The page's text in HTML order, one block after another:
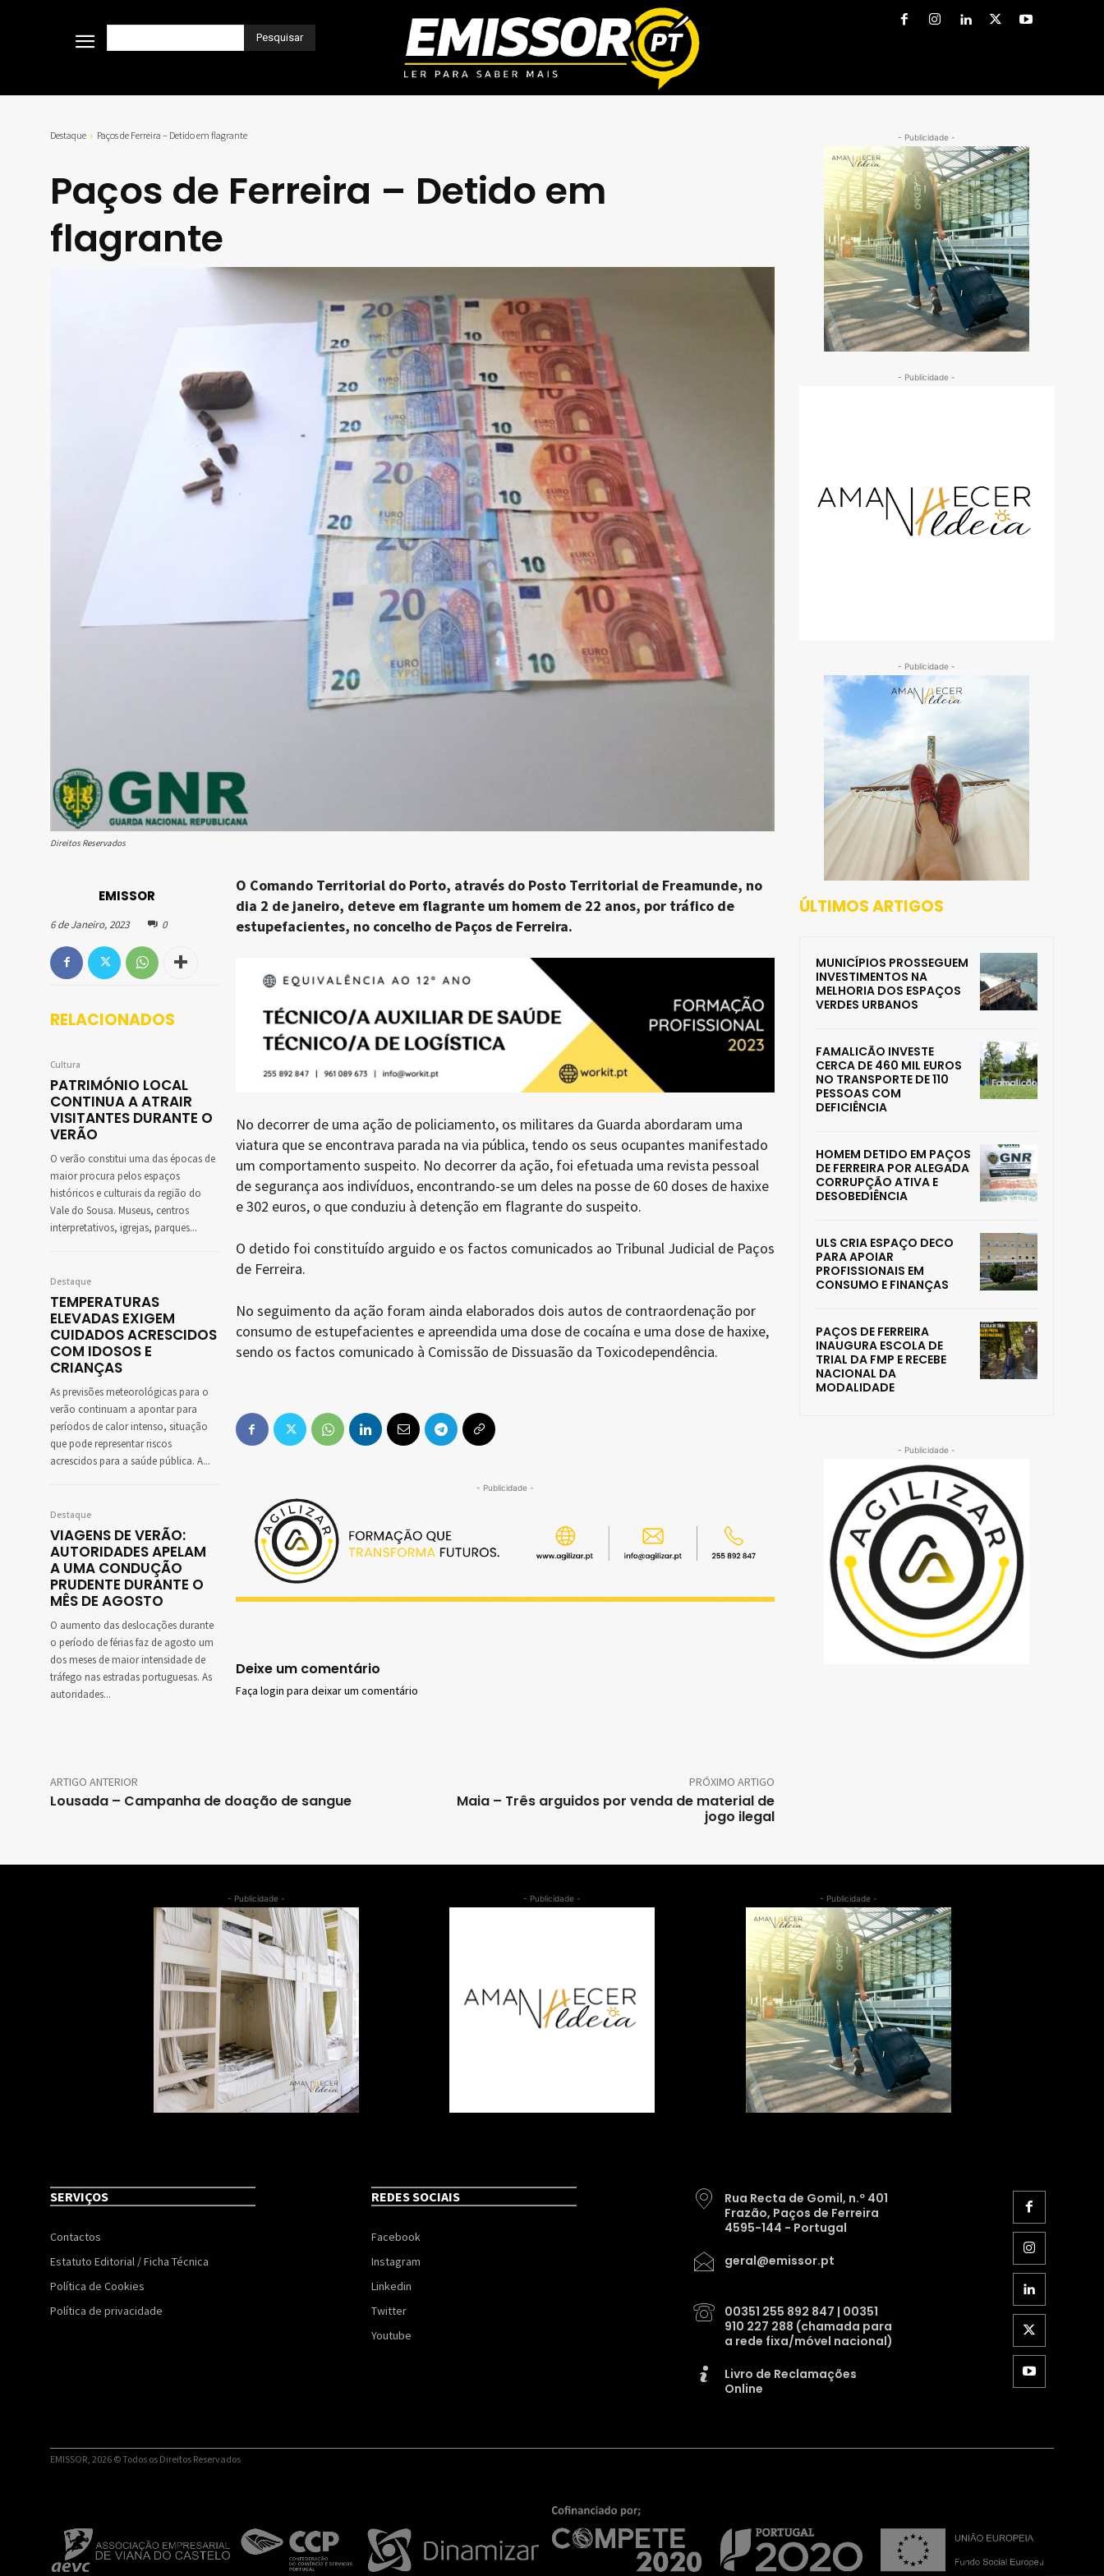
Pesquisar
Destaque Paços de Ferreira – Detido em flagrante
Paços de Ferreira – Detido em
flagrante
Direitos Reservados
EMISSOR
6 de Janeiro, 2023 0
RELACIONADOS
Cultura
PATRIMÓNIO LOCAL
CONTINUA A ATRAIR
VISITANTES DURANTE O
VERÃO
O verão constitui uma das épocas de
maior procura pelos espaços
históricos e culturais da região do
Vale do Sousa. Museus, centros
interpretativos, igrejas, parques...
Destaque
TEMPERATURAS
ELEVADAS EXIGEM
CUIDADOS ACRESCIDOS
COM IDOSOS E
CRIANÇAS
As previsões meteorológicas para o
verão continuam a apontar para
períodos de calor intenso, situação
que pode representar riscos
acrescidos para a saúde pública. A...
Destaque
VIAGENS DE VERÃO:
AUTORIDADES APELAM
A UMA CONDUÇÃO
PRUDENTE DURANTE O
MÊS DE AGOSTO
O aumento das deslocações durante
o período de férias faz de agosto um
dos meses de maior intensidade de
tráfego nas estradas portuguesas. As
autoridades...
O Comando Territorial do Porto, através do Posto Territorial de Freamunde, no
dia 2 de janeiro, deteve em flagrante um homem de 22 anos, por tráfico de
estupefacientes, no concelho de Paços de Ferreira.
No decorrer de uma ação de policiamento, os militares da Guarda abordaram uma
viatura que se encontrava parada na via pública, tendo os seus ocupantes manifestado
um comportamento suspeito. No decorrer da ação, foi efetuada uma revista pessoal
de segurança aos indivíduos, encontrando-se um deles na posse de 60 doses de haxixe
e 302 euros, o que conduziu à detenção em flagrante do suspeito.
O detido foi constituído arguido e os factos comunicados ao Tribunal Judicial de Paços
de Ferreira.
No seguimento da ação foram ainda elaborados dois autos de contraordenação por
consumo de estupefacientes e apreendida uma dose de cocaína e uma dose de haxixe,
sendo os factos comunicado à Comissão de Dissuasão da Toxicodependência.
- Publicidade -
Deixe um comentário
Faça login para deixar um comentário
ARTIGO ANTERIOR
Lousada – Campanha de doação de sangue
PRÓXIMO ARTIGO
Maia – Três arguidos por venda de material de
jogo ilegal
- Publicidade -
- Publicidade -
- Publicidade -
ÚLTIMOS ARTIGOS
MUNICÍPIOS PROSSEGUEM
INVESTIMENTOS NA
MELHORIA DOS ESPAÇOS
VERDES URBANOS
FAMALICÃO INVESTE
CERCA DE 460 MIL EUROS
NO TRANSPORTE DE 110
PESSOAS COM
DEFICIÊNCIA
HOMEM DETIDO EM PAÇOS
DE FERREIRA POR ALEGADA
CORRUPÇÃO ATIVA E
DESOBEDIÊNCIA
ULS CRIA ESPAÇO DECO
PARA APOIAR
PROFISSIONAIS EM
CONSUMO E FINANÇAS
PAÇOS DE FERREIRA
INAUGURA ESCOLA DE
TRIAL DA FMP E RECEBE
NACIONAL DA
MODALIDADE
- Publicidade -
- Publicidade - - Publicidade - - Publicidade -
SERVIÇOS
Contactos
Estatuto Editorial / Ficha Técnica
Política de Cookies
Política de privacidade
REDES SOCIAIS
Facebook
Instagram
Linkedin
Twitter
Youtube
Rua Recta de Gomil, n.º 401
Frazão, Paços de Ferreira
4595-144 - Portugal
geral@emissor.pt
00351 255 892 847 | 00351
910 227 288 (chamada para
a rede fixa/móvel nacional)
Livro de Reclamações
Online
EMISSOR, 2026 © Todos os Direitos Reservados